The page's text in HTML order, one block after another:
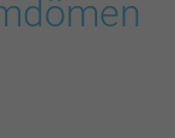
stöd baktill, de